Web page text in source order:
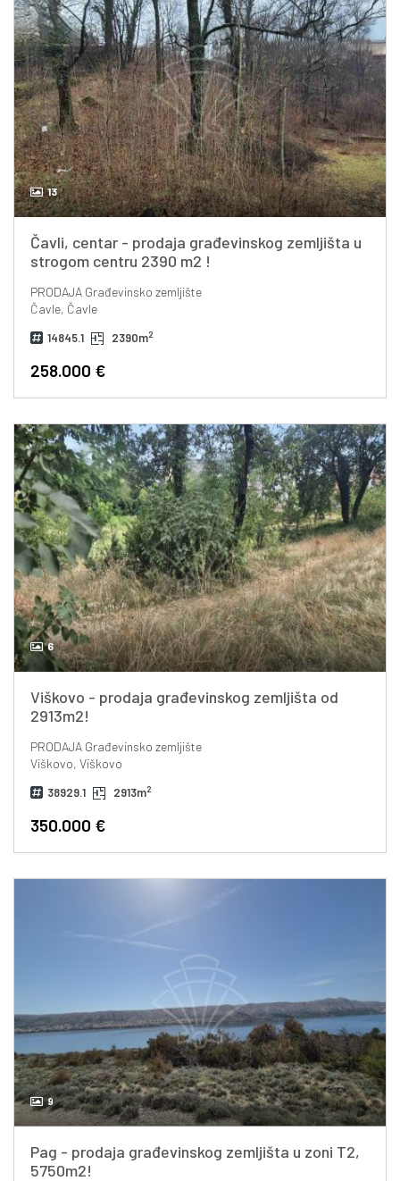
13
Čavli, centar - prodaja građevinskog zemljišta u
strogom centru 2390 m2 !
PRODAJAGrađevinsko zemljište
Čavle, Čavle
14845.1 2390m2
258.000 €
6
Viškovo - prodaja građevinskog zemljišta od
2913m2!
PRODAJAGrađevinsko zemljište
Viškovo, Viškovo
38929.1 2913m2
350.000 €
9
Pag - prodaja građevinskog zemljišta u zoni T2,
5750m2!